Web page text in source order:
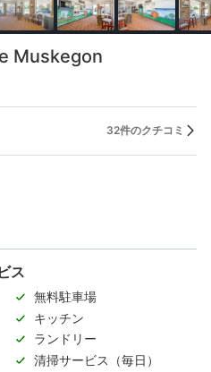
Muskegon
32件のクチコミ
ス
無料駐車場
キッチン
ランドリー
清掃サービス（毎日）